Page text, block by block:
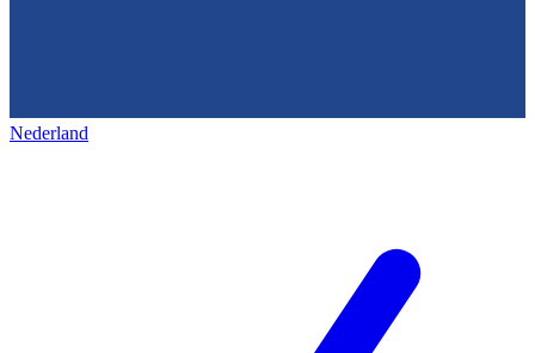
Nederland